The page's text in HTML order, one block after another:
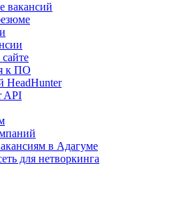
вакансий
к ПО
HeadHunter
API
в Адагуме
для нетворкинга